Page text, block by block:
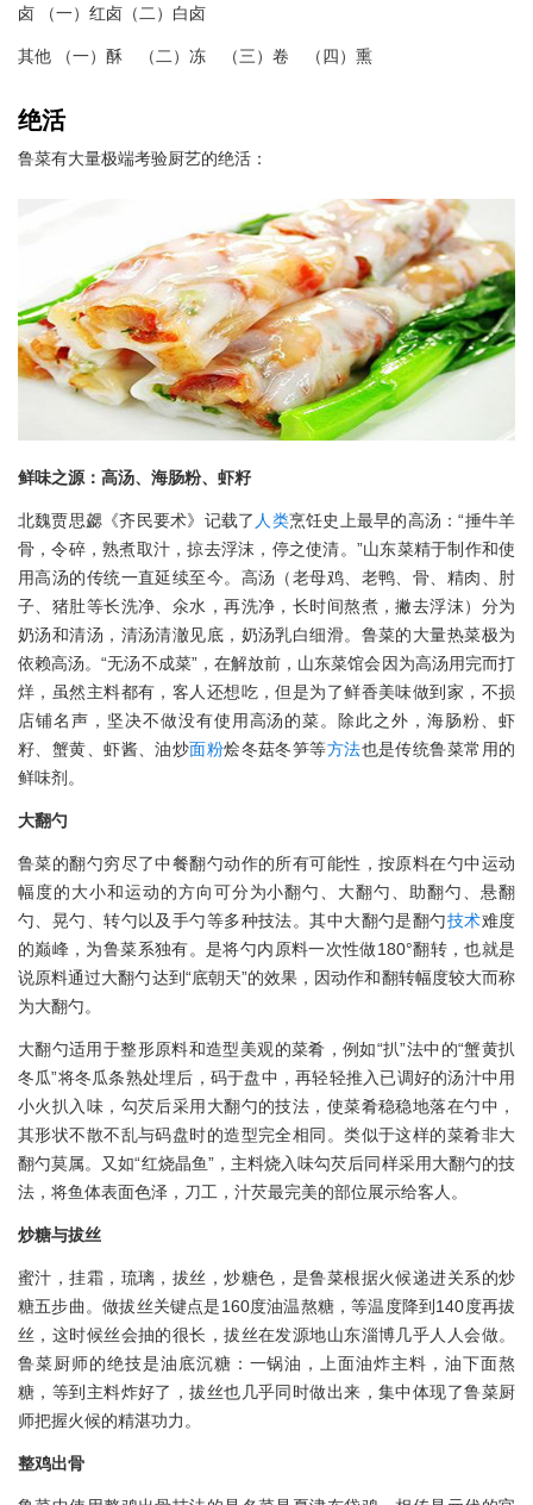
卤 （一）红卤（二）白卤
其他 （一）酥 （二）冻 （三）卷 （四）熏
绝活
鲁菜有大量极端考验厨艺的绝活：
鲜味之源：高汤、海肠粉、虾籽
北魏贾思勰《齐民要术》记载了 人类烹饪史上最早的高汤：“捶牛羊
骨，令碎，熟煮取汁，掠去浮沫，停之使清。”山东菜精于制作和使
用高汤的传统一直延续至今。高汤（老母鸡、老鸭、骨、精肉、肘
子、猪肚等长洗净、氽水，再洗净，长时间熬煮，撇去浮沫）分为
奶汤和清汤，清汤清澈见底，奶汤乳白细滑。鲁菜的大量热菜极为
依赖高汤。“无汤不成菜”，在解放前，山东菜馆会因为高汤用完而打
烊，虽然主料都有，客人还想吃，但是为了鲜香美味做到家，不损
店铺名声，坚决不做没有使用高汤的菜。除此之外，海肠粉、虾
籽、蟹黄、虾酱、油炒面粉烩冬菇冬笋等方法也是传统鲁菜常用的
鲜味剂。
大翻勺
鲁菜的翻勺穷尽了中餐翻勺动作的所有可能性，按原料在勺中运动
幅度的大小和运动的方向可分为小翻勺、大翻勺、助翻勺、悬翻
勺、晃勺、转勺以及手勺等多种技法。其中大翻勺是翻勺技术难度
的巅峰，为鲁菜系独有。是将勺内原料一次性做180°翻转，也就是
说原料通过大翻勺达到“底朝天”的效果，因动作和翻转幅度较大而称
为大翻勺。
大翻勺适用于整形原料和造型美观的菜肴，例如“扒”法中的“蟹黄扒
冬瓜”将冬瓜条熟处埋后，码于盘中，再轻轻推入已调好的汤汁中用
小火扒入味，勾芡后采用大翻勺的技法，使菜肴稳稳地落在勺中，
其形状不散不乱与码盘时的造型完全相同。类似于这样的菜肴非大
翻勺莫属。又如“红烧晶鱼”，主料烧入味勾芡后同样采用大翻勺的技
法，将鱼体表面色泽，刀工，汁芡最完美的部位展示给客人。
炒糖与拔丝
蜜汁，挂霜，琉璃，拔丝，炒糖色，是鲁菜根据火候递进关系的炒
糖五步曲。做拔丝关键点是160度油温熬糖，等温度降到140度再拔
丝，这时候丝会抽的很长，拔丝在发源地山东淄博几乎人人会做。
鲁菜厨师的绝技是油底沉糖：一锅油，上面油炸主料，油下面熬
糖，等到主料炸好了，拔丝也几乎同时做出来，集中体现了鲁菜厨
师把握火候的精湛功力。
整鸡出骨